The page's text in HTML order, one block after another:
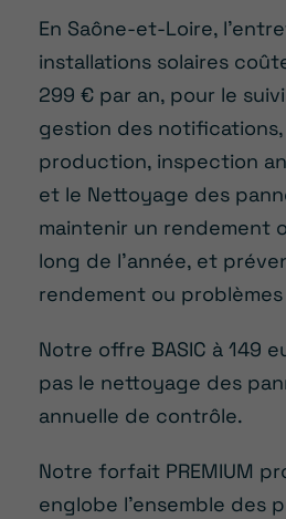
En Saône-et-Loire,
installations solaires
299 € par an, pour le
gestion des
production, inspection
et le Nettoyage des
maintenir un rendement
long de l’année, et
rendement ou
Notre offre BASIC à 149
pas le nettoyage des
annuelle de contrôle.
Notre forfait PREMIUM
englobe l’ensemble des